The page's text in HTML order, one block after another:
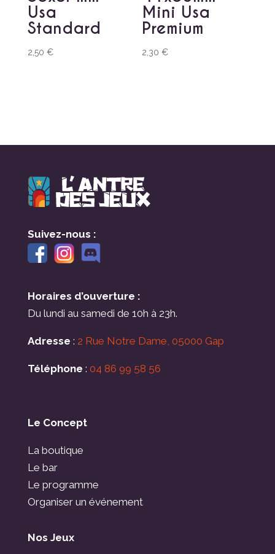
Usa
Standard
2,50 €
Mini Usa
Premium
2,30€
Suivez-nous :
Horaires d’ouverture :
Du lundi au samedi de 10h à 23h.
Adresse : 2 Rue Notre Dame, 05000 Gap
Téléphone : 04 86 99 58 56
Le Concept
La boutique
Le bar
Le programme
Organiser un événement
Nos Jeux